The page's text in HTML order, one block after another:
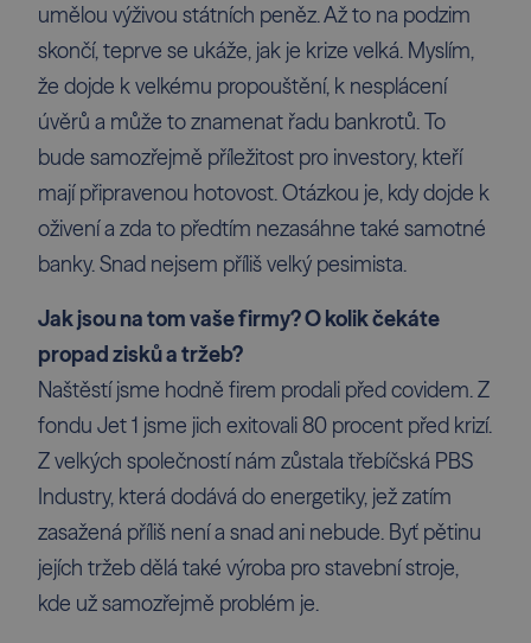
umělou výživou státních peněz. Až to na podzim
skončí, teprve se ukáže, jak je krize velká. Myslím,
že dojde k velkému propouštění, k nesplácení
úvěrů a může to znamenat řadu bankrotů. To
bude samozřejmě příležitost pro investory, kteří
mají připravenou hotovost. Otázkou je, kdy dojde k
oživení a zda to předtím nezasáhne také samotné
banky. Snad nejsem příliš velký pesimista.
Jak jsou na tom vaše firmy? O kolik čekáte
propad zisků a tržeb?
Naštěstí jsme hodně firem prodali před covidem. Z
fondu Jet 1 jsme jich exitovali 80 procent před krizí.
Z velkých společností nám zůstala třebíčská PBS
Industry, která dodává do energetiky, jež zatím
zasažená příliš není a snad ani nebude. Byť pětinu
jejích tržeb dělá také výroba pro stavební stroje,
kde už samozřejmě problém je.